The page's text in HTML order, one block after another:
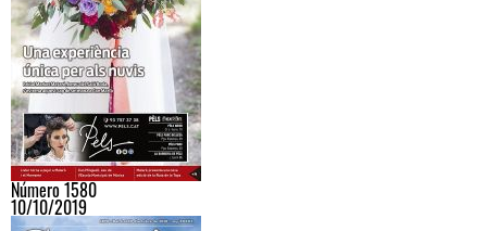
Número 1580
10/10/2019